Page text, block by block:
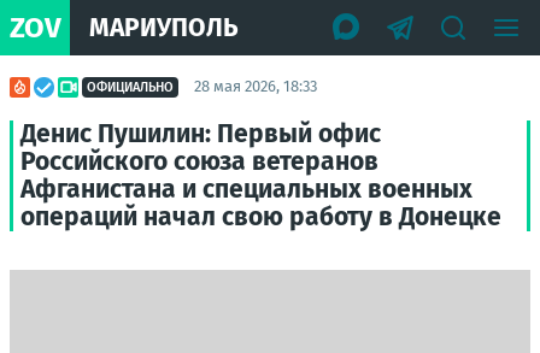
ZOV МАРИУПОЛЬ
ОФИЦИАЛЬНО 28 мая 2026, 18:33
Денис Пушилин: Первый офис
Российского союза ветеранов
Афганистана и специальных военных
операций начал свою работу в Донецке